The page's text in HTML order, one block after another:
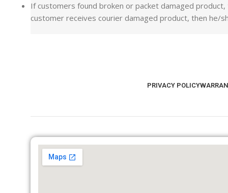
If customers found broken or packet damaged
customer receives courier damaged product, then he/
PRIVACY POLICY